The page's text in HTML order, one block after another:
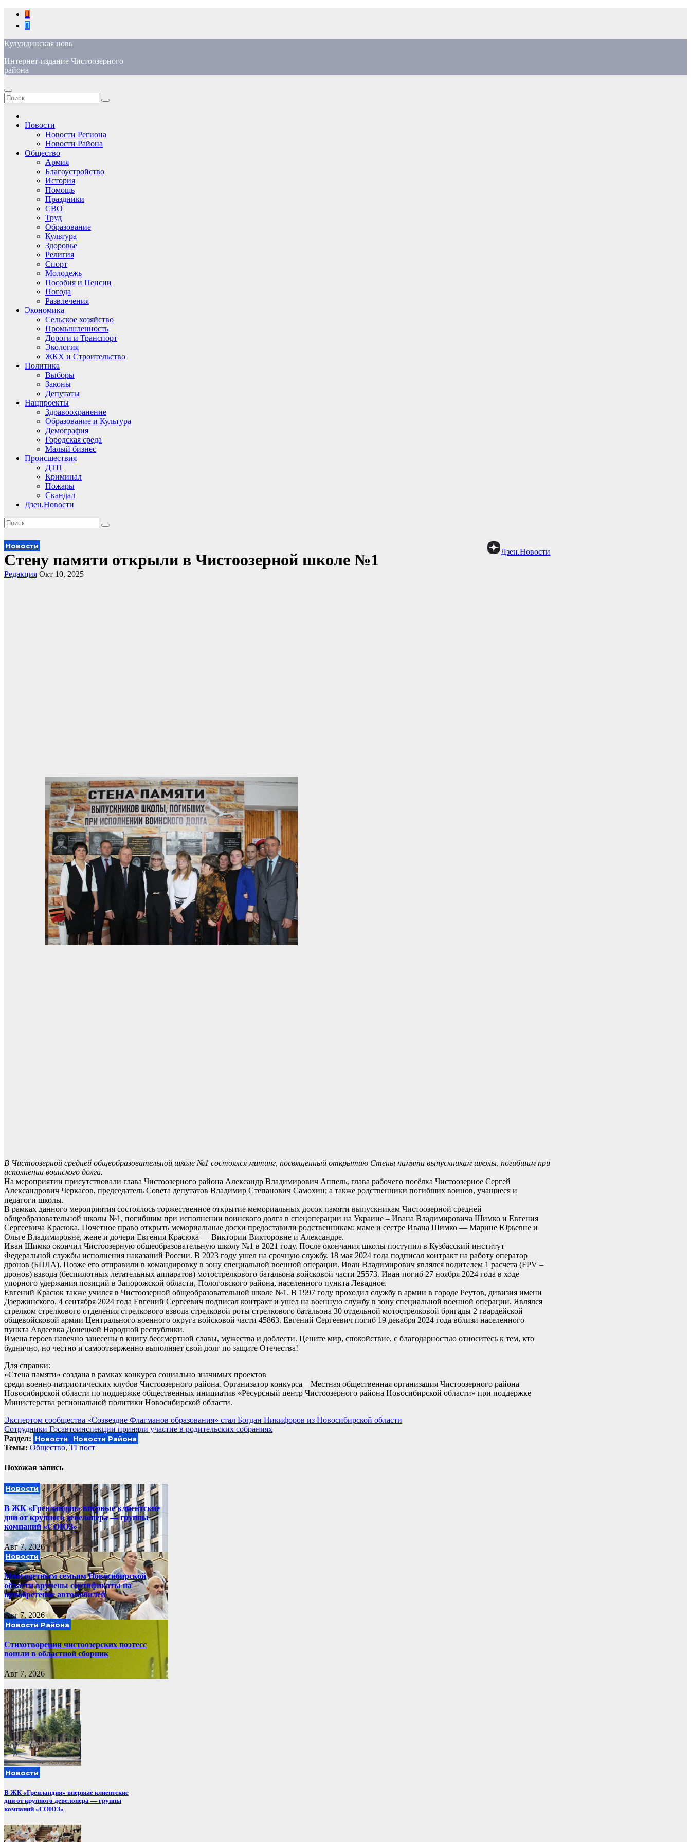
Перейти
содержимому
Кулундинская новь
Интернет-издание Чистоозерного
района
Новости
Новости Региона
Новости Района
Общество
Армия
Благоустройство
История
Помощь
Праздники
СВО
Труд
Образование
Культура
Здоровье
Религия
Спорт
Молодежь
Пособия и Пенсии
Погода
Развлечения
Экономика
Сельское хозяйство
Промышленность
Дороги и Транспорт
Экология
ЖКХ и Строительство
Политика
Выборы
Законы
Депутаты
Нацпроекты
Здравоохранение
Образование и Культура
Демография
Городская среда
Малый бизнес
Происшествия
ДТП
Криминал
Пожары
Скандал
Дзен.Новости
Дзен.Новости
Новости
Стену памяти открыли в Чистоозерной школе №1
Редакция Окт 10, 2025
В Чистоозерной средней общеобразовательной школе №1 состоялся митинг, посвященный открытию Стены памяти выпускникам школы, погибшим при
исполнении воинского долга.
На мероприятии присутствовали глава Чистоозерного района Александр Владимирович Аппель, глава рабочего посёлка Чистоозерное Сергей
Александрович Черкасов, председатель Совета депутатов Владимир Степанович Самохин; а также родственники погибших воинов, учащиеся и
педагоги школы.
В рамках данного мероприятия состоялось торжественное открытие мемориальных досок памяти выпускникам Чистоозерной средней
общеобразовательной школы №1, погибшим при исполнении воинского долга в спецоперации на Украине – Ивана Владимировича Шимко и Евгения
Сергеевича Красюка. Почетное право открыть мемориальные доски предоставили родственникам: маме и сестре Ивана Шимко — Марине Юрьевне и
Ольге Владимировне, жене и дочери Евгения Красюка — Виктории Викторовне и Александре.
Иван Шимко окончил Чистоозерную общеобразовательную школу №1 в 2021 году. После окончания школы поступил в Кузбасский институт
Федеральной службы исполнения наказаний России. В 2023 году ушел на срочную службу. 18 мая 2024 года подписал контракт на работу оператор
дронов (БПЛА). Позже его отправили в командировку в зону специальной военной операции. Иван Владимирович являлся водителем 1 расчета (FPV –
дронов) взвода (беспилотных летательных аппаратов) мотострелкового батальона войсковой части 25573. Иван погиб 27 ноября 2024 года в ходе
упорного удержания позиций в Запорожской области, Пологовского района, населенного пункта Левадное.
Евгений Красюк также учился в Чистоозерной общеобразовательной школе №1. В 1997 году проходил службу в армии в городе Реутов, дивизия имени
Дзержинского. 4 сентября 2024 года Евгений Сергеевич подписал контракт и ушел на военную службу в зону специальной военной операции. Являлся
стрелком стрелкового отделения стрелкового взвода стрелковой роты стрелкового батальона 30 отдельной мотострелковой бригады 2 гвардейской
общевойсковой армии Центрального военного округа войсковой части 45863. Евгений Сергеевич погиб 19 декабря 2024 года вблизи населенного
пункта Авдеевка Донецкой Народной республики.
Имена героев навечно занесены в книгу бессмертной славы, мужества и доблести. Цените мир, спокойствие, с благодарностью относитесь к тем, кто
буднично, но честно и самоотверженно выполняет свой долг по защите Отечества!
Для справки:
«Стена памяти» создана в рамках конкурса социально значимых проектов
среди военно-патриотических клубов Чистоозерного района. Организатор конкурса – Местная общественная организация Чистоозерного района
Новосибирской области по поддержке общественных инициатив «Ресурсный центр Чистоозерного района Новосибирской области» при поддержке
Министерства региональной политики Новосибирской области.
Навигация
по
записям
Экспертом сообщества «Созвездие Флагманов образования» стал Богдан Никифоров из Новосибирской области
Сотрудники Госавтоинспекции приняли участие в родительских собраниях
Раздел: Новости Новости Района
Темы: Общество, ТГпост
Похожая запись
Новости
В ЖК «Гренландия» впервые клиентские
дни от крупного девелопера — группы
компаний «СОЮЗ»
Авг 7, 2026
Новости
Многодетным семьям Новосибирской
области вручены сертификаты на
приобретение автомобилей
Авг 7, 2026
Новости Района
Стихотворения чистоозерских поэтесс
вошли в областной сборник
Авг 7, 2026
Новости
В ЖК «Гренландия» впервые клиентские
дни от крупного девелопера — группы
компаний «СОЮЗ»